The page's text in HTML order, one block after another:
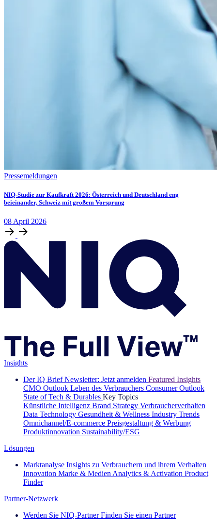
Pressemeldungen
NIQ-Studie zur Kaufkraft 2026: Österreich und Deutschland eng
beieinander, Schweiz mit großem Vorsprung
08 April 2026
Insights
Der IQ Brief Newsletter: Jetzt anmelden Featured Insights
CMO Outlook Leben des Verbrauchers Consumer Outlook
State of Tech & Durables Key Topics
Künstliche Intelligenz Brand Strategy Verbraucherverhalten
Data Technology Gesundheit & Wellness Industry Trends
Omnichannel/E-commerce Preisgestaltung & Werbung
Produktinnovation Sustainability/ESG
Lösungen
Marktanalyse Insights zu Verbrauchern und ihrem Verhalten
Innovation Marke & Medien Analytics & Activation Product
Finder
Partner-Netzwerk
Werden Sie NIQ-Partner Finden Sie einen Partner